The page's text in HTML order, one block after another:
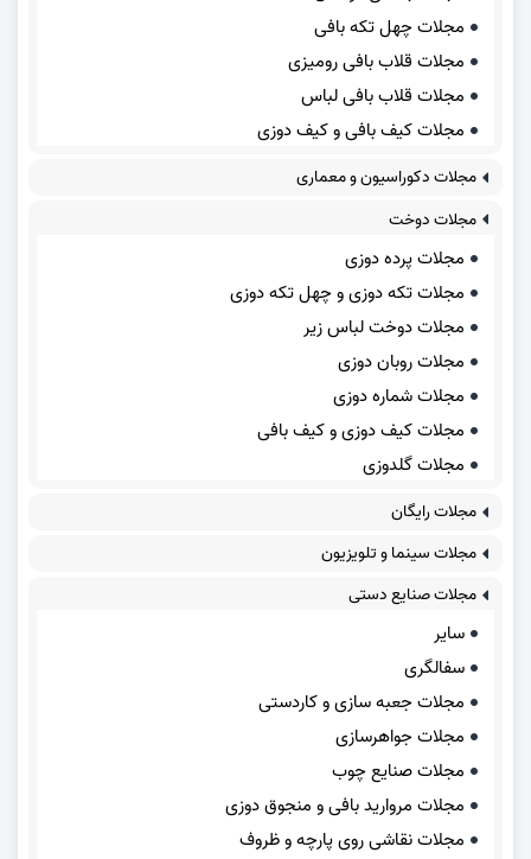
مجلات چهل تکه بافی
مجلات قلاب بافی رومیزی
مجلات قلاب بافی لباس
مجلات کیف بافی و کیف دوزی
مجلات دکوراسیون و معماری
مجلات دوخت
مجلات پرده دوزی
مجلات تکه دوزی و چهل تکه دوزی
مجلات دوخت لباس زیر
مجلات روبان دوزی
مجلات شماره دوزی
مجلات کیف دوزی و کیف بافی
مجلات گلدوزی
مجلات رایگان
مجلات سینما و تلویزیون
مجلات صنایع دستی
سایر
سفالگری
مجلات جعبه سازی و کاردستی
مجلات جواهرسازی
مجلات صنایع چوب
مجلات مروارید بافی و منجوق دوزی
مجلات نقاشی روی پارچه و ظروف